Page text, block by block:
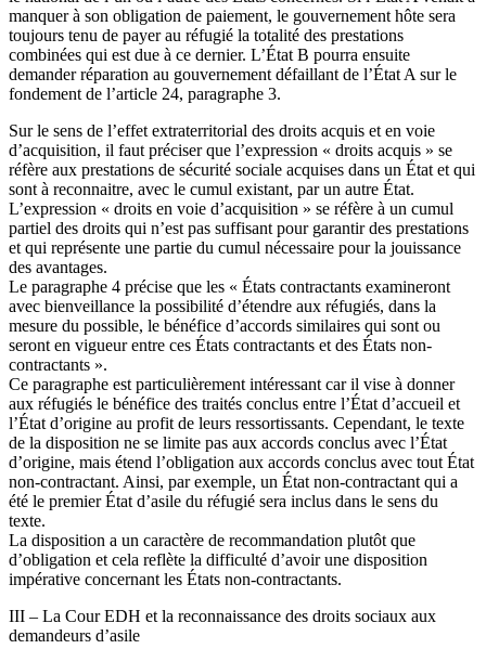
manquer à son obligation de paiement, le gouvernement hôte sera
toujours tenu de payer au réfugié la totalité des prestations
combinées qui est due à ce dernier. L’État B pourra ensuite
demander réparation au gouvernement défaillant de l’État A sur le
fondement de l’article 24, paragraphe 3.
Sur le sens de l’effet extraterritorial des droits acquis et en voie
d’acquisition, il faut préciser que l’expression « droits acquis » se
réfère aux prestations de sécurité sociale acquises dans un État et qui
sont à reconnaitre, avec le cumul existant, par un autre État.
L’expression « droits en voie d’acquisition » se réfère à un cumul
partiel des droits qui n’est pas suffisant pour garantir des prestations
et qui représente une partie du cumul nécessaire pour la jouissance
des avantages.
Le paragraphe 4 précise que les « États contractants examineront
avec bienveillance la possibilité d’étendre aux réfugiés, dans la
mesure du possible, le bénéfice d’accords similaires qui sont ou
seront en vigueur entre ces États contractants et des États non-
contractants ».
Ce paragraphe est particulièrement intéressant car il vise à donner
aux réfugiés le bénéfice des traités conclus entre l’État d’accueil et
l’État d’origine au profit de leurs ressortissants. Cependant, le texte
de la disposition ne se limite pas aux accords conclus avec l’État
d’origine, mais étend l’obligation aux accords conclus avec tout État
non-contractant. Ainsi, par exemple, un État non-contractant qui a
été le premier État d’asile du réfugié sera inclus dans le sens du
texte.
La disposition a un caractère de recommandation plutôt que
d’obligation et cela reflète la difficulté d’avoir une disposition
impérative concernant les États non-contractants.
III – La Cour EDH et la reconnaissance des droits sociaux aux
demandeurs d’asile